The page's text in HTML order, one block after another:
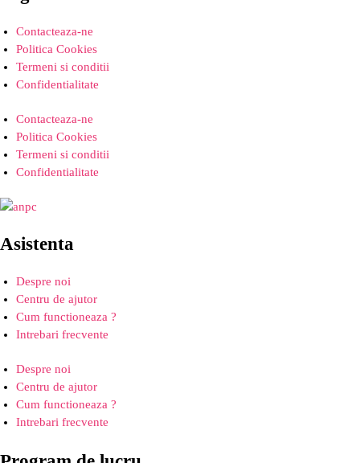
Contacteaza-ne
Politica Cookies
Termeni si conditii
Confidentialitate
Contacteaza-ne
Politica Cookies
Termeni si conditii
Confidentialitate
Asistenta
Despre noi
Centru de ajutor
Cum functioneaza ?
Intrebari frecvente
Despre noi
Centru de ajutor
Cum functioneaza ?
Intrebari frecvente